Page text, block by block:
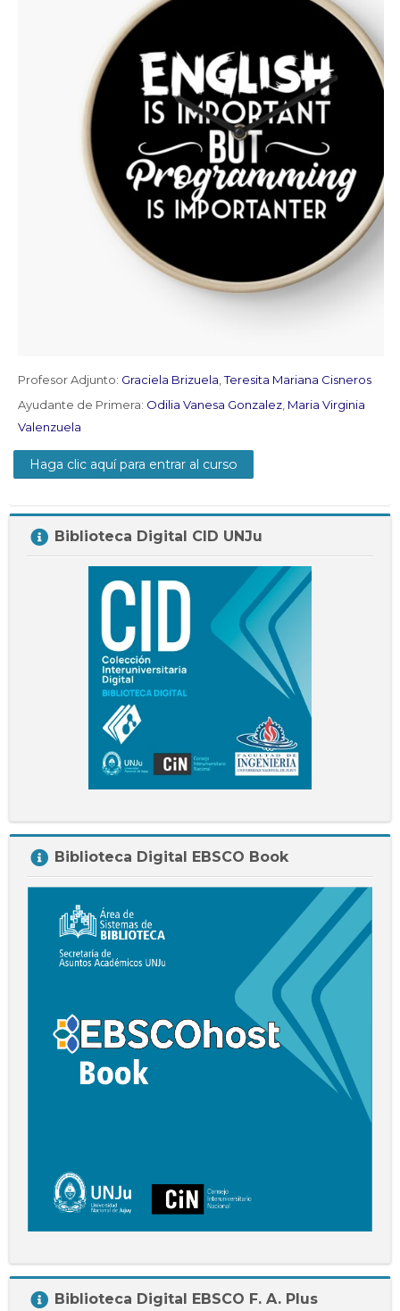
Profesor Adjunto: Graciela Brizuela ,Teresita Mariana Cisneros
Ayudante de Primera: Odilia Vanesa Gonzalez Maria Virginia
Valenzuela
Haga clic aquí para entrar al curso
Biblioteca
Biblioteca Digital CID UNJu
Biblioteca
Digital
Biblioteca Digital EBSCO Book
Biblioteca Digital EBSCO F. A. Plus